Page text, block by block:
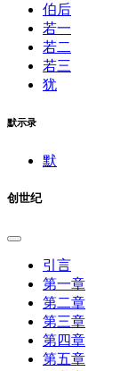
伯后
若一
若二
若三
犹
默示录
默
创世纪
引言
第一章
第二章
第三章
第四章
第五章